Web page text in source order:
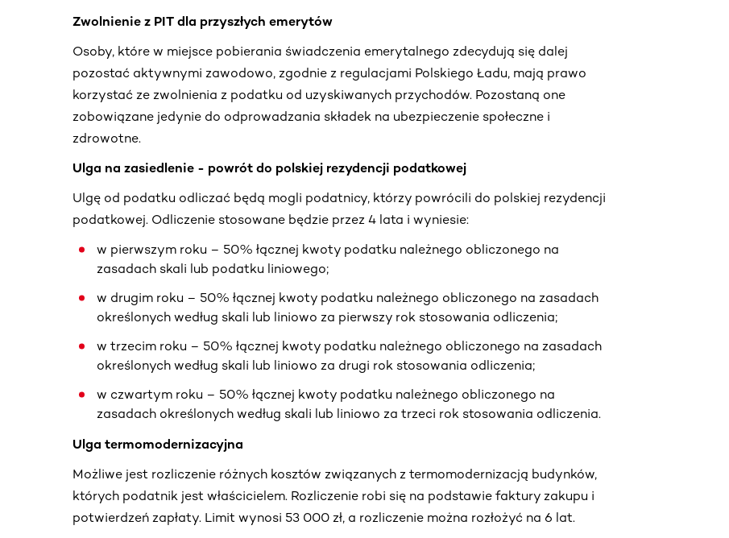
Zwolnienie z PIT dla przyszłych emerytów
Osoby, które w miejsce pobierania świadczenia emerytalnego zdecydują się dalej
pozostać aktywnymi zawodowo, zgodnie z regulacjami Polskiego Ładu, mają prawo
korzystać ze zwolnienia z podatku od uzyskiwanych przychodów. Pozostaną one
zobowiązane jedynie do odprowadzania składek na ubezpieczenie społeczne i
zdrowotne.
Ulga na zasiedlenie - powrót do polskiej rezydencji podatkowej
Ulgę od podatku odliczać będą mogli podatnicy, którzy powrócili do polskiej rezydencji
podatkowej. Odliczenie stosowane będzie przez 4 lata i wyniesie:
w pierwszym roku – 50% łącznej kwoty podatku należnego obliczonego na
zasadach skali lub podatku liniowego;
w drugim roku – 50% łącznej kwoty podatku należnego obliczonego na zasadach
określonych według skali lub liniowo za pierwszy rok stosowania odliczenia;
w trzecim roku – 50% łącznej kwoty podatku należnego obliczonego na zasadach
określonych według skali lub liniowo za drugi rok stosowania odliczenia;
w czwartym roku – 50% łącznej kwoty podatku należnego obliczonego na
zasadach określonych według skali lub liniowo za trzeci rok stosowania odliczenia.
Ulga termomodernizacyjna
Możliwe jest rozliczenie różnych kosztów związanych z termomodernizacją budynków,
których podatnik jest właścicielem. Rozliczenie robi się na podstawie faktury zakupu i
potwierdzeń zapłaty. Limit wynosi 53 000 zł, a rozliczenie można rozłożyć na 6 lat.